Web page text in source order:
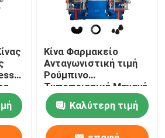
Κίνα Φαρμακείο
Ανταγωνιστική τιμή
Ρούμπινο
Τυποποιητική Μηχανή
Για την κατασκευή
Ρούμπινου
Συσκευασμάτων
Αυτοκινήτου
Καλύτερη τιμή